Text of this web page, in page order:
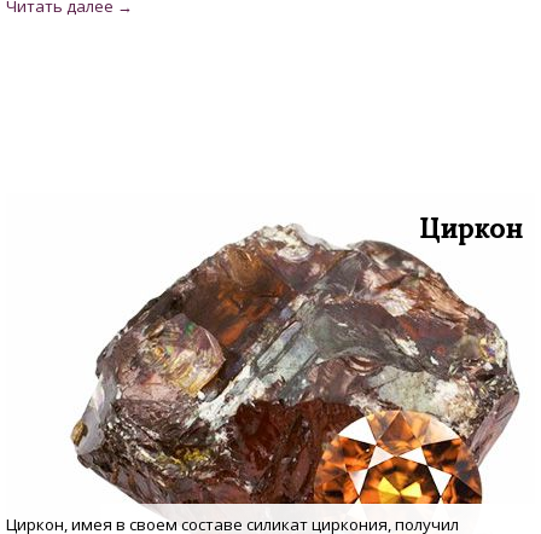
Циркон
Циркон, имея в своем составе силикат циркония, получил